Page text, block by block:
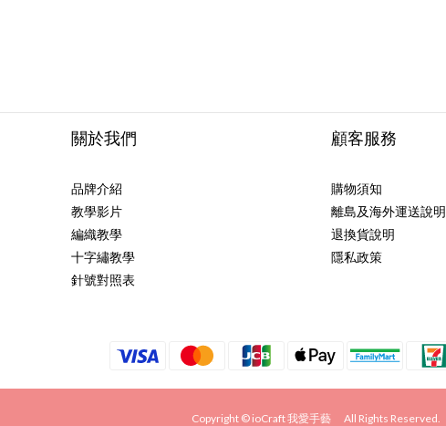
關於我們
品牌介紹
教學影片
編織教學
十字繡教學
針號對照表
顧客服務
購物須知
離島及海外運送說明
退換貨說明
隱私政策
Copyright © ioCraft 我愛手藝 All Rights Reserved.